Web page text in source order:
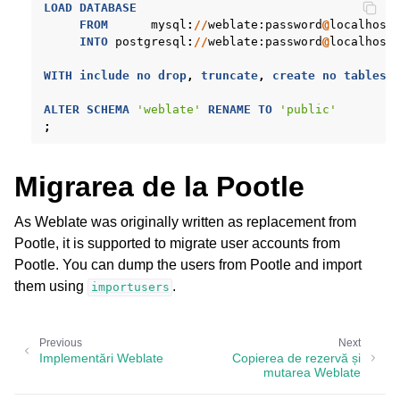
LOAD DATABASE
FROM
mysql : //weblate :password@localhost
INTO postgresql : //weblate :password@localhost
WITH include no drop, truncate, create no tables
ALTER SCHEMA 'weblate' RENAME TO
'public'
;
Migrarea de la Pootle
As Weblate was originally written as replacement from
Pootle, it is supported to migrate user accounts from
Pootle. You can dump the users from Pootle and import
them using
importusers .
Next
Copierea de rezervă și
mutarea Weblate
Previous
Implementări Weblate